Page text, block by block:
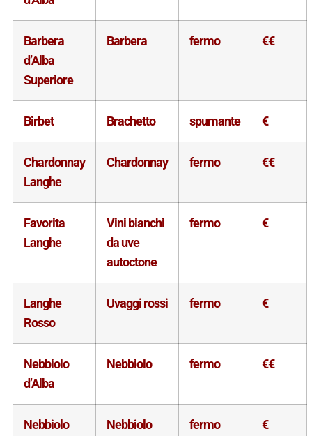
Barbera
d’Alba
Superiore
Barbera fermo €€
Birbet Brachetto spumante €
Chardonnay
Langhe
Chardonnay fermo €€
Favorita
Langhe
Vini bianchi
da uve
autoctone
fermo €
Langhe
Rosso
Uvaggi rossi fermo €
Nebbiolo
d’Alba
Nebbiolo fermo €€
Nebbiolo
Nebbiolo fermo €